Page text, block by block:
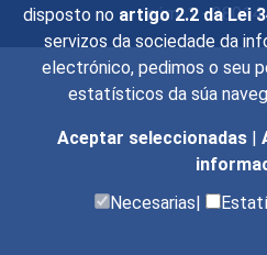
disposto no artigo 2.2 da Lei
servizos da sociedade da
electrónico, pedimos o seu
estatísticos da súa
Aceptar seleccionadas |
Necesarias|
núm. 1 - 28014